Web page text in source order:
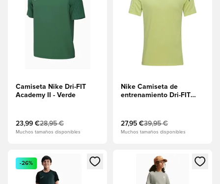
Camiseta Nike Dri-FIT
Academy II - Verde
23,99 €28,95 €
Muchos tamaños disponibles
Nike Camiseta de
entrenamiento Dri-FIT
marinas/Negro
27,95 €39,95 €
Muchos tamaños disponibles
Abre un modal para iniciar sesión o registrarse como
-26%
Abre un modal para iniciar